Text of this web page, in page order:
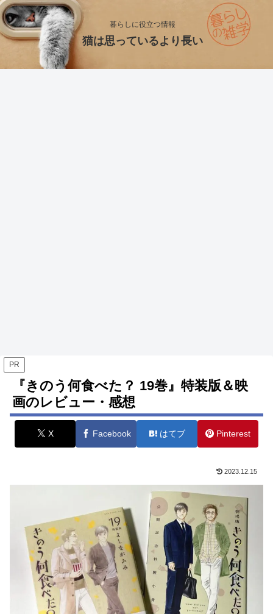
暮らしに役立つ情報
猫は思っているより長い
PR
『きのう何食べた？ 19巻』特装版＆映
画のレビュー・感想
X Facebook はてブ Pinterest
2023.12.15